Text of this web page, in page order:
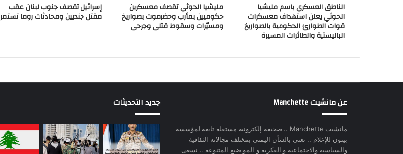
الناطق العسكري باسم مليشيا
الحوثي يعلن استهداف معسكرات
قوات الطوارئ الحكومية بالصواريخ
الباليستية والطائرات المسيرة
مليشيا الحوثي تقصف معسكرين
حكوميين بمأرب وحضرموت بصواريخ
ومسيّرات وسقوط قتلى وجرحى
إسرائيل تقصف جنوب لبنان عقب
مقتل جنديين ومحادثات روما تستمر
عن مانشيت Manchette
مانشيت Manchette .. صحيفة إلكترونية مستقلة تابعة لمؤسسة
بينون للإعلام .. تعنى بالشأن اليمني بمختلف مجالاته الثقافية
والسياسية والاجتماعية و الفكرية و المواضيع المتنوعة .. نسعى
جديد التحديثات